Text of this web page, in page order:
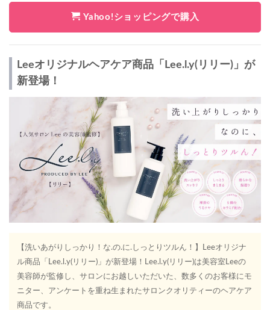
Yahoo!ショッピングで購入
Leeオリジナルヘアケア商品「Lee.l.y(リリー)」が
新登場！
【洗いあがりしっかり！な.の.に.しっとりツルん！】Leeオリジナ
ル商品「Lee.l.y(リリー)」が新登場！Lee.l.y(リリー)は美容室Leeの
美容師が監修し、サロンにお越しいただいた、数多くのお客様にモ
ニター、アンケートを重ね生まれたサロンクオリティーのヘアケア
商品です。